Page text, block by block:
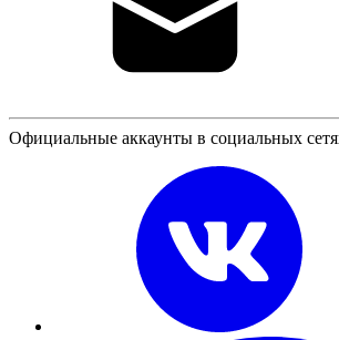
Официальные аккаунты в социальных